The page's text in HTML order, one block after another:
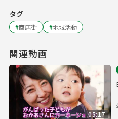
タグ
#商店街 #地域活動
関連動画
05:17